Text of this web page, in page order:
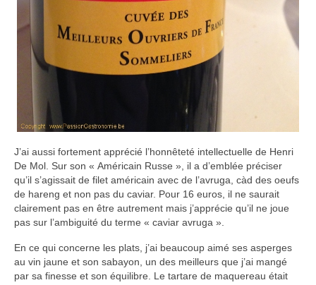
J’ai aussi fortement apprécié l’honnêteté intellectuelle de Henri
De Mol. Sur son « Américain Russe », il a d’emblée préciser
qu’il s’agissait de filet américain avec de l’avruga, càd des oeufs
de hareng et non pas du caviar. Pour 16 euros, il ne saurait
clairement pas en être autrement mais j’apprécie qu’il ne joue
pas sur l’ambiguité du terme « caviar avruga ».
En ce qui concerne les plats, j’ai beaucoup aimé ses asperges
au vin jaune et son sabayon, un des meilleurs que j’ai mangé
par sa finesse et son équilibre. Le tartare de maquereau était